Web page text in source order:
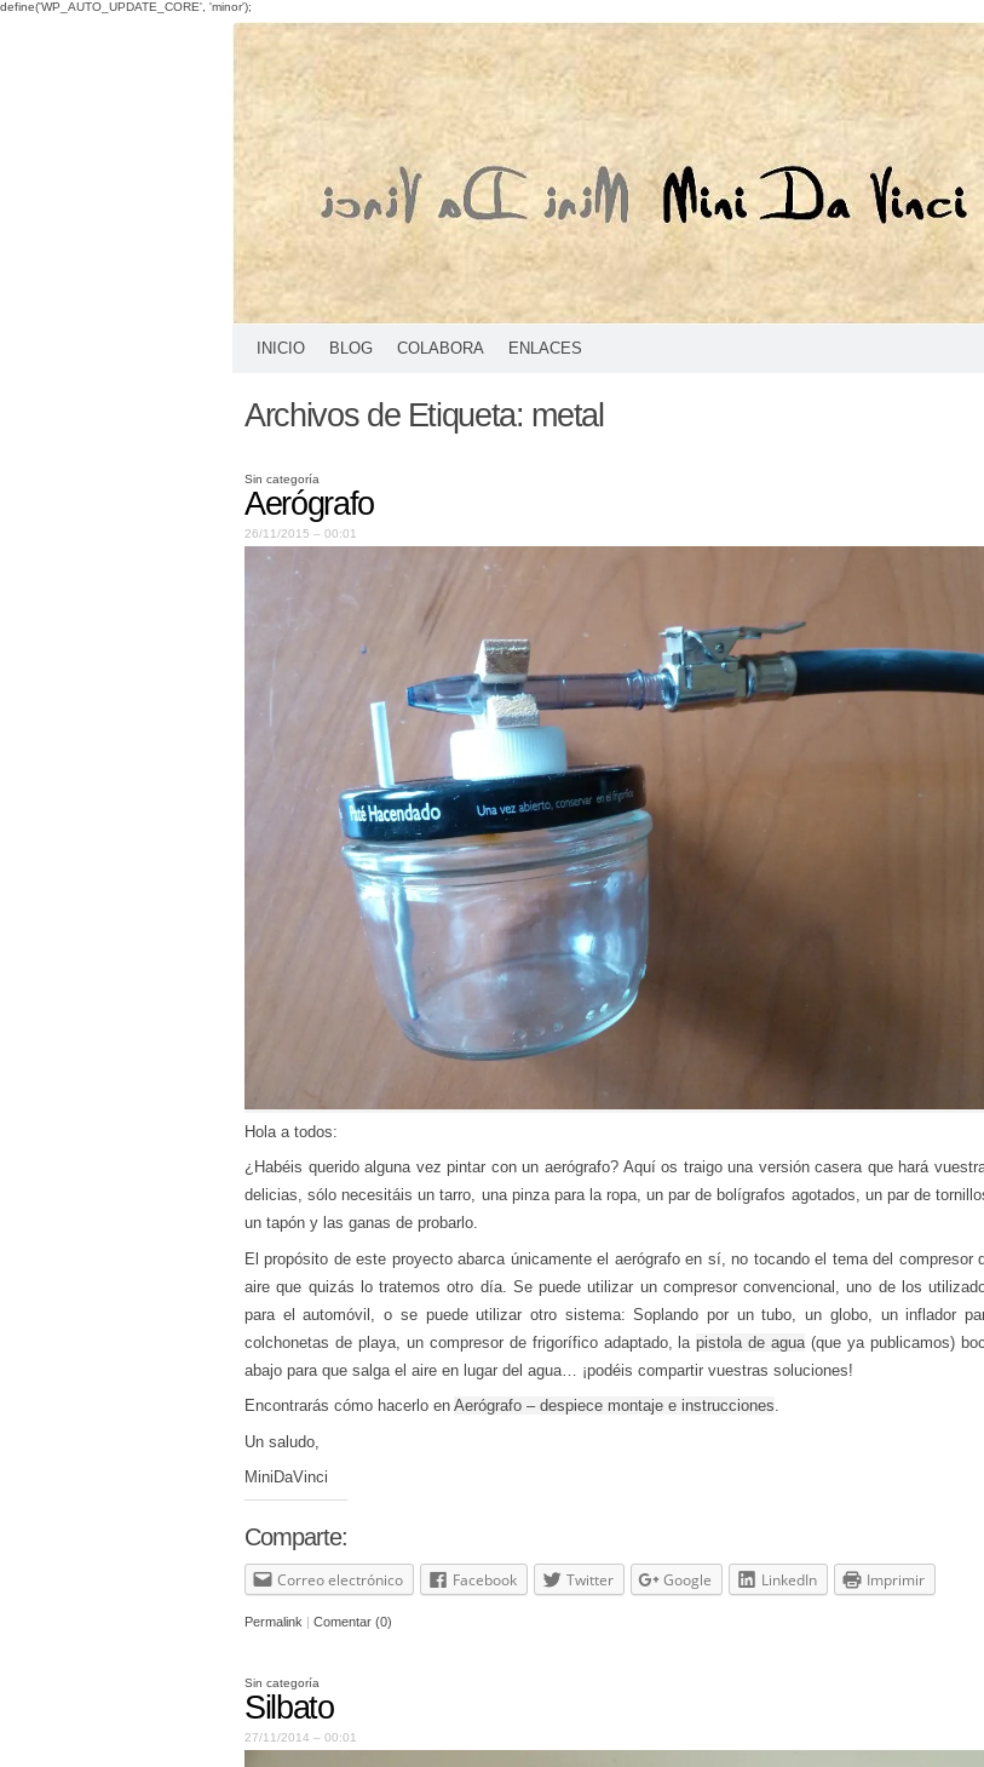
define('WP_AUTO_UPDATE_CORE', 'minor');
INICIO BLOG COLABORA ENLACES
Archivos de Etiqueta: metal
Sin categoría
Aerógrafo
26/11/2015 – 00:01
Hola a todos:
¿Habéis querido alguna vez pintar con un aerógrafo? Aquí os traigo una versión casera que hará
delicias, sólo necesitáis un tarro, una pinza para la ropa, un par de bolígrafos agotados, un par de
un tapón y las ganas de probarlo.
El propósito de este proyecto abarca únicamente el aerógrafo en sí, no tocando el tema del compresor
aire que quizás lo tratemos otro día. Se puede utilizar un compresor convencional, uno de los
para el automóvil, o se puede utilizar otro sistema: Soplando por un tubo, un globo, un inflador
colchonetas de playa, un compresor de frigorífico adaptado, lapistola de agua (que ya publicamos)
abajo para que salga el aire en lugar del agua… ¡podéis compartir vuestras soluciones!
Encontrarás cómo hacerlo en Aerógrafo – despiece montaje e instrucciones.
Un saludo,
MiniDaVinci
Comparte:
Correo electrónico Facebook Twitter Google LinkedIn Imprimir
Permalink | Comentar (0)
Sin categoría
Silbato
27/11/2014 – 00:01